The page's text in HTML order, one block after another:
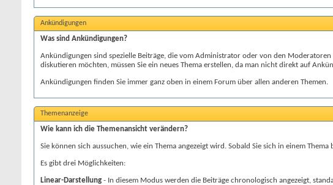
Ankündigungen
Was sind Ankündigungen?
Ankündigungen sind spezielle Beiträge, die vom Administrator oder von den
diskutieren möchten, müssen Sie ein neues Thema erstellen, da man nicht direkt auf
Ankündigungen finden Sie immer ganz oben in einem Forum über allen anderen Themen.
Themenanzeige
Wie kann ich die Themenansicht verändern?
Sie können sich aussuchen, wie ein Thema angezeigt wird. Sobald Sie sich in einem
Es gibt drei Möglichkeiten:
Linear-Darstellung - In diesem Modus werden die Beiträge chronologisch angezeigt,